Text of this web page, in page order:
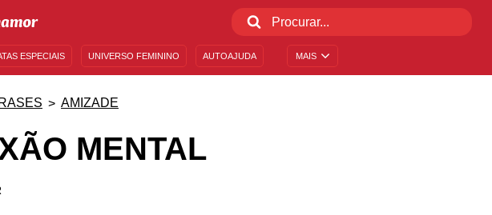
MAIS
ESPECIAIS UNIVERSO FEMININO AUTOAJUDA
AMIZADE
MENTAL